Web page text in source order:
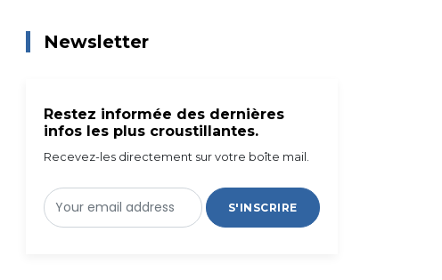
Newsletter
Restez informée des dernières
infos les plus croustillantes.
Recevez-les directement sur votre boîte mail.
S'INSCRIRE